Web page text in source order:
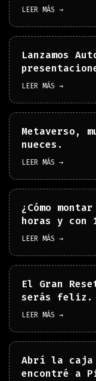
LEER MÁS →
Lanzamos
LEER MÁS →
Metaverso,
nueces.
LEER MÁS →
¿Cómo
horas y con
LEER MÁS →
El Gran
serás feliz.
LEER MÁS →
Abrí la caja
encontré a